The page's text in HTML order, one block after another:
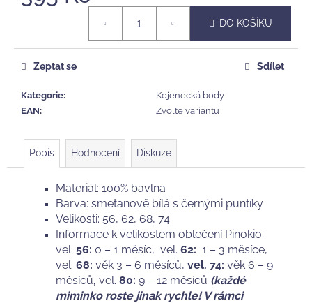
DO KOŠÍKU
Kategorie:
Kojenecká body
EAN: Zvolte variantu
Zeptat se Sdílet
Popis Hodnocení Diskuze
Materiál: 100% bavlna
Barva: smetanově bílá s černými puntíky
Velikosti: 56, 62, 68, 74
Informace k velikostem oblečení Pinokio:
vel. 56: 0 – 1 měsíc, vel. 62: 1 – 3 měsíce,
vel. 68: věk 3 – 6 měsíců, vel. 74: věk 6 – 9
měsíců, vel. 80: 9 – 12 měsíců (každé
miminko roste jinak rychle! V rámci